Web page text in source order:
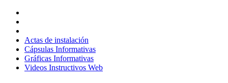
contenido
Actas de instalación
Cápsulas Informativas
Gráficas Informativas
Videos Instructivos Web